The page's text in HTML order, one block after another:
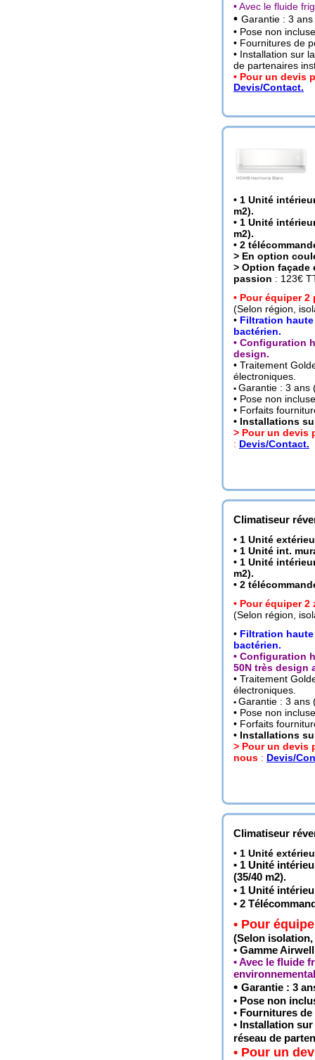
• Avec le fluide
• Garantie : 3
• Pose non
• Fournitures de
• Installation sur
de partenaires
• Pour un devis
Devis/Contact.
• 1 Unité
m2).
• 1 Unité
m2).
• 2
> En option
> Option façade
passion : 123€
• Pour équiper
(Selon région,
• Filtration
bactérien.
• Configuration
design.
• Traitement
électroniques.
• Garantie : 3 ans
• Pose non
• Forfaits
• Installations
> Pour un devis
: Devis/Contact.
Climatiseur
• 1 Unité
• 1 Unité int.
• 1 Unité
m2).
• 2
• Pour équiper 2
(Selon région,
• Filtration
bactérien.
• Configuration
50N très design
• Traitement
électroniques.
• Garantie : 3 ans
• Pose non
• Forfaits
• Installations
> Pour un devis
nous : Devis/
Climatiseur
• 1 Unité
• 1 Unité
(35/40 m2).
• 1 Unité
• 2
• Pour
(Selon
• Gamme
• Avec le fluide
• Garantie : 3
• Pose non
• Fournitures
• Installation
réseau de
• Pour un